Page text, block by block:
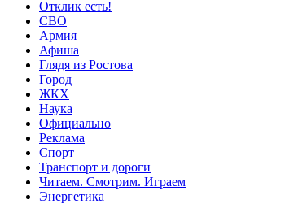
Отклик есть!
СВО
Армия
Афиша
Глядя из Ростова
Город
ЖКХ
Наука
Официально
Реклама
Спорт
Транспорт и дороги
Читаем. Смотрим. Играем
Энергетика